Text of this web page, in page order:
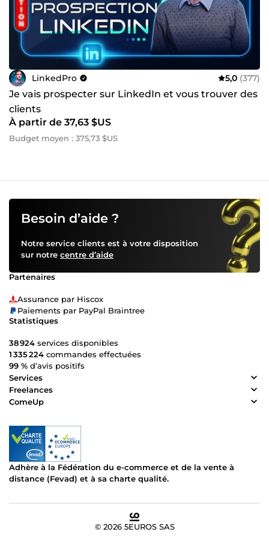
LinkedPro 5,0 (377)
Je vais prospecter sur LinkedIn et vous trouver des
clients
À partir de 37,63 $US
Budget moyen : 375,73 $US
Besoin d’aide ?
Notre service clients est à votre disposition
sur notre centre d’aide
Partenaires
Assurance par Hiscox
Paiements par PayPal Braintree
Statistiques
38 924 services disponibles
1 335 224 commandes effectuées
99 % d’avis positifs
Services
Freelances
ComeUp
Adhère à la Fédération du e-commerce et de la vente à
distance (Fevad) et à sa charte qualité.
© 2026 5EUROS SAS